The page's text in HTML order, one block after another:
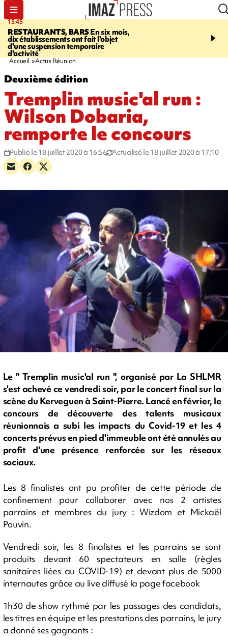
15:45
RESTAURANTS, BARSEn six mois,
dix établissements ont fait l'objet
d'une suspension temporaire
d'activité
17:17
Angeles, un homme vit
Accueil Actus Réunion
Deuxième édition
Tremplin music'al run :
Wilson Dobaria,
remporte le concours
Publié le 18 juillet 2020 à 16:56 Actualisé le 18 juillet 2020 à 17:10
Le " Tremplin music'al run ", organisé par La SHLMR
s'est achevé ce vendredi soir, par le concert final sur la
scène du Kerveguen à Saint-Pierre. Lancé en février, le
concours de découverte des talents musicaux
réunionnais a subi les impacts du Covid-19 et les 4
concerts prévus en pied d'immeuble ont été annulés au
profit d'une présence renforcée sur les réseaux
sociaux.
Les 8 finalistes ont pu profiter de cette période de
confinement pour collaborer avec nos 2 artistes
parrains et membres du jury : Wizdom et Mickaël
Pouvin.
Vendredi soir, les 8 finalistes et les parrains se sont
produits devant 60 spectateurs en salle (règles
sanitaires liées au COVID-19) et devant plus de 5000
internautes grâce au live diffusé la page facebook
1h30 de show rythmé par les passages des candidats,
les titres en équipe et les prestations des parrains, le jury
a donné ses gagnants :